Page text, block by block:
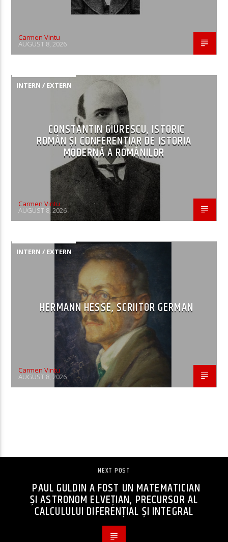
Carmen Vintu
AUGUST 8, 2026
INTERN / EXTERN
CONSTANTIN GIURESCU, ISTORIC
ROMÂN ȘI CONFERENȚIAR DE ISTORIA
MODERNĂ A ROMÂNILOR
Carmen Vintu
AUGUST 8, 2026
INTERN / EXTERN
HERMANN HESSE, SCRIITOR GERMAN
Carmen Vintu
AUGUST 8, 2026
NEXT POST
PAUL GULDIN A FOST UN MATEMATICIAN
ȘI ASTRONOM ELVEȚIAN, PRECURSOR AL
CALCULULUI DIFERENȚIAL ȘI INTEGRAL